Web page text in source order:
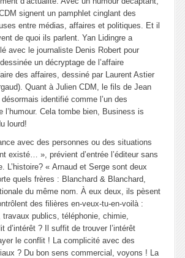
signent un pamphlet cinglant des
entre médias, affaires et politiques. Et il
de quoi ils parlent. Yan Lidingre a
avec le journaliste Denis Robert pour
un décryptage de l’affaire
des affaires , dessiné par Laurent Astier
Quant à Julien CDM, le fils de Jean
identifié comme l’un des
l’humour. Cela tombe bien, Business is
lourd!
avec des personnes ou des situations
existé… », prévient d’entrée l’éditeur sans
L’histoire? « Arnaud et Serge sont deux
quels frères : Blanchard & Blanchard,
du même nom. À eux deux, ils pèsent
des filières en-veux-tu-en-voilà :
travaux publics, téléphonie, chimie,
d’intérêt ? Il suffit de trouver l’intérêt
le conflit ! La complicité avec des
? Du bon sens commercial, voyons ! La